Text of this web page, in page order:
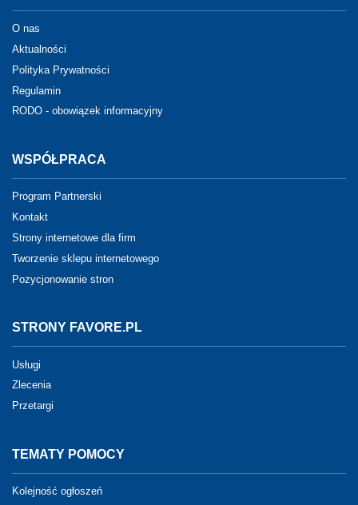
O nas
Aktualności
Polityka Prywatności
Regulamin
RODO - obowiązek informacyjny
WSPÓŁPRACA
Program Partnerski
Kontakt
Strony internetowe dla firm
Tworzenie sklepu internetowego
Pozycjonowanie stron
STRONY FAVORE.PL
Usługi
Zlecenia
Przetargi
TEMATY POMOCY
Kolejność ogłoszeń